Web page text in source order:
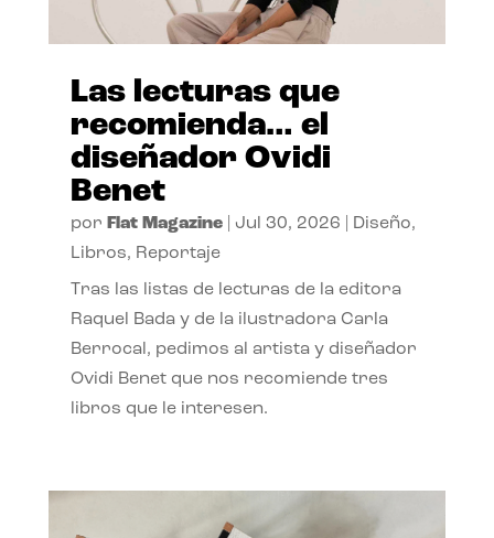
Las lecturas que
recomienda… el
diseñador Ovidi
Benet
por Flat Magazine| Jul 30, 2026 Diseño,
Libros, Reportaje
Tras las listas de lecturas de la editora
Raquel Bada y de la ilustradora Carla
Berrocal, pedimos al artista y diseñador
Ovidi Benet que nos recomiende tres
libros que le interesen.